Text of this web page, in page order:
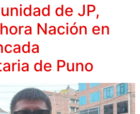
de JP,
Nación en
de Puno